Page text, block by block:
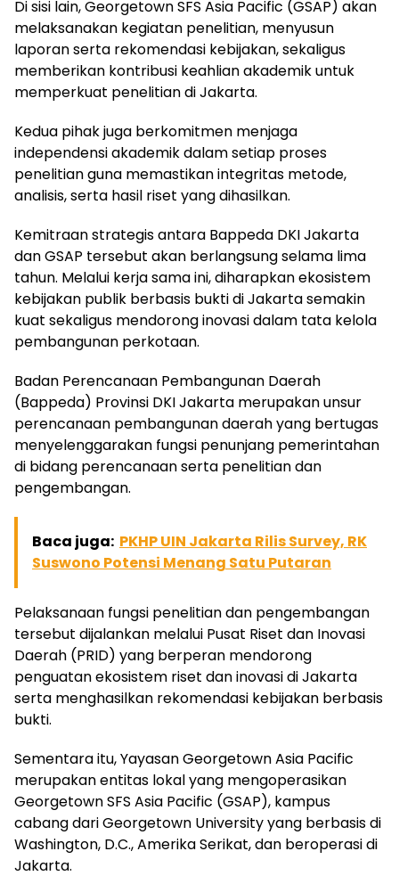
Di sisi lain, Georgetown SFS Asia Pacific (GSAP) akan
melaksanakan kegiatan penelitian, menyusun
laporan serta rekomendasi kebijakan, sekaligus
memberikan kontribusi keahlian akademik untuk
memperkuat penelitian di Jakarta.
Kedua pihak juga berkomitmen menjaga
independensi akademik dalam setiap proses
penelitian guna memastikan integritas metode,
analisis, serta hasil riset yang dihasilkan.
Kemitraan strategis antara Bappeda DKI Jakarta
dan GSAP tersebut akan berlangsung selama lima
tahun. Melalui kerja sama ini, diharapkan ekosistem
kebijakan publik berbasis bukti di Jakarta semakin
kuat sekaligus mendorong inovasi dalam tata kelola
pembangunan perkotaan.
Badan Perencanaan Pembangunan Daerah
(Bappeda) Provinsi DKI Jakarta merupakan unsur
perencanaan pembangunan daerah yang bertugas
menyelenggarakan fungsi penunjang pemerintahan
di bidang perencanaan serta penelitian dan
pengembangan.
Baca juga: PKHP UIN Jakarta Rilis Survey, RK
Suswono Potensi Menang Satu Putaran
Pelaksanaan fungsi penelitian dan pengembangan
tersebut dijalankan melalui Pusat Riset dan Inovasi
Daerah (PRID) yang berperan mendorong
penguatan ekosistem riset dan inovasi di Jakarta
serta menghasilkan rekomendasi kebijakan berbasis
bukti.
Sementara itu, Yayasan Georgetown Asia Pacific
merupakan entitas lokal yang mengoperasikan
Georgetown SFS Asia Pacific (GSAP), kampus
cabang dari Georgetown University yang berbasis di
Washington, D.C., Amerika Serikat, dan beroperasi di
Jakarta.